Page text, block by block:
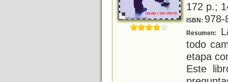
172 p.;
ISBN: 978-
Resumen:
todo
etapa
Este